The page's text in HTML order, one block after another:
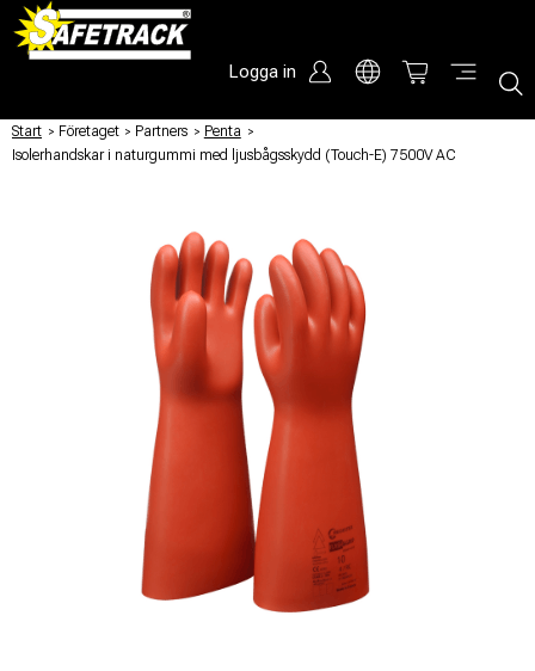
Logga in
Start / Företaget / Partners / Penta /
Isolerhandskar i naturgummi med ljusbågsskydd (Touch-E) 7500V AC